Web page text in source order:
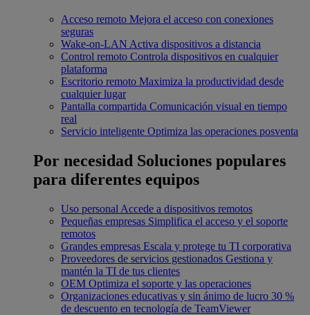
Acceso remoto Mejora el acceso con conexiones
seguras
Wake-on-LAN Activa dispositivos a distancia
Control remoto Controla dispositivos en cualquier
plataforma
Escritorio remoto Maximiza la productividad desde
cualquier lugar
Pantalla compartida Comunicación visual en tiempo
real
Servicio inteligente Optimiza las operaciones posventa
Por necesidad Soluciones populares
para diferentes equipos
Uso personal Accede a dispositivos remotos
Pequeñas empresas Simplifica el acceso y el soporte
remotos
Grandes empresas Escala y protege tu TI corporativa
Proveedores de servicios gestionados Gestiona y
mantén la TI de tus clientes
OEM Optimiza el soporte y las operaciones
Organizaciones educativas y sin ánimo de lucro 30 %
de descuento en tecnología de TeamViewer